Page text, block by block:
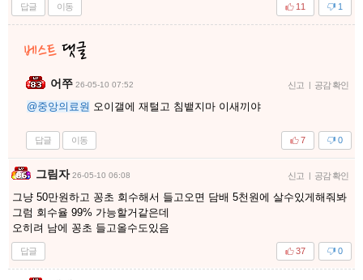
답글 이동 1
11
어쭈 26-05-10 07:52 신고 | 공감 확인
@중앙의료원 오이갤에 재털고 침뱉지마 이새끼야
답글 이동 0
7
그림자 26-05-10 06:08 신고 | 공감 확인
그냥 50만원하고 꽁초 회수해서 들고오면 담배 5천원에 살수있게해줘봐
그럼 회수율 99% 가능할거같은데
오히려 남에 꽁초 들고올수도있음
답글 0
37